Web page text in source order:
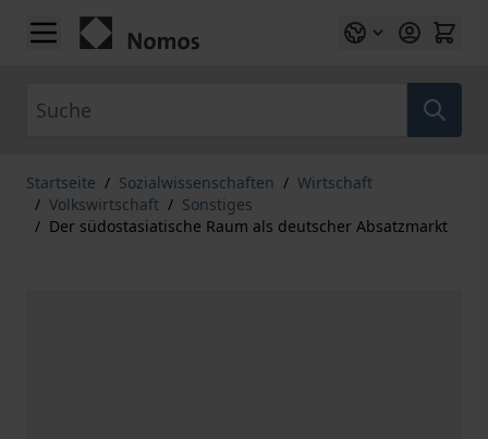
Zum Inhalt springen
Startseite / Sozialwissenschaften / Wirtschaft
/ Volkswirtschaft / Sonstiges
/ Der südostasiatische Raum als deutscher Absatzmarkt